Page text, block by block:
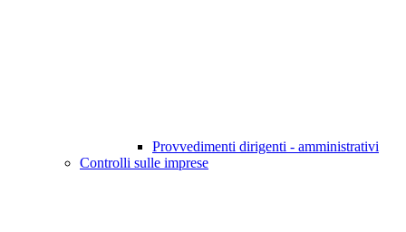
Provvedimenti dirigenti - amministrativi
Controlli sulle imprese